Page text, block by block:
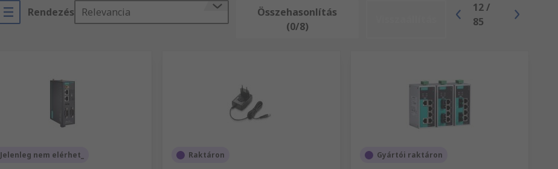
Rendezés Relevancia
Összehasonlítás
(0/8)
12/
85
Jelenleg nem elérhet_ Raktáron Gyártói raktáron